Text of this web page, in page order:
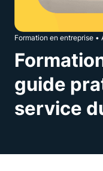
Formation en entreprise •
guide
service